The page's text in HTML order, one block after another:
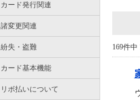
カード発行関連
諸変更関連
紛失・盗難
カード基本機能
リボ払いについて
169件中